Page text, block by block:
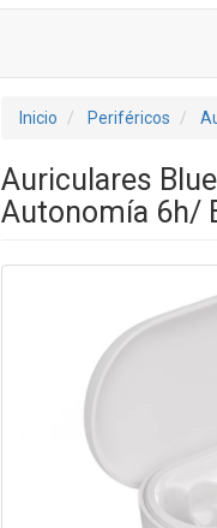
Inicio Periféricos
Auriculares
Autonomía 6h/